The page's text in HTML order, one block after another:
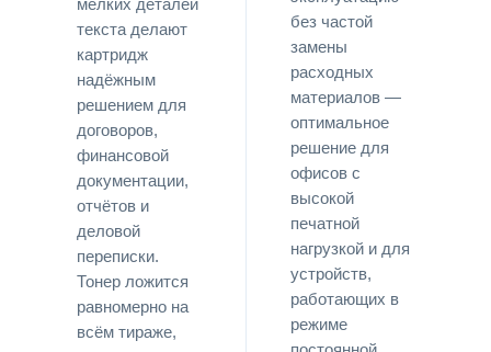
мелких деталей
текста делают
картридж
надёжным
решением для
договоров,
финансовой
документации,
отчётов и
деловой
переписки.
Тонер ложится
равномерно на
всём тираже,
без частой
замены
расходных
материалов —
оптимальное
решение для
офисов с
высокой
печатной
нагрузкой и для
устройств,
работающих в
режиме